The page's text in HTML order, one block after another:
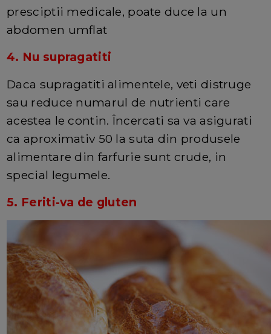
presciptii medicale, poate duce la un
abdomen umflat
4. Nu supragatiti
Daca supragatiti alimentele, veti distruge
sau reduce numarul de nutrienti care
acestea le contin. Încercati sa va asigurati
ca aproximativ 50 la suta din produsele
alimentare din farfurie sunt crude, in
special legumele.
5. Feriti-va de gluten